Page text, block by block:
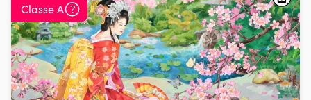
Classe A